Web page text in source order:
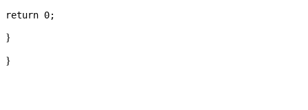
}
}